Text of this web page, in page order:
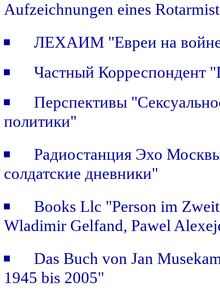
Aufzeichnungen eines
ЛЕХАИМ "Евреи на
Частный Корреспондент
Перспективы
политики"
Радиостанция Эхо
солдатские дневники"
Books Llc "Person im
Wladimir Gelfand, Pawel
Das Buch von Jan
1945 bis 2005"